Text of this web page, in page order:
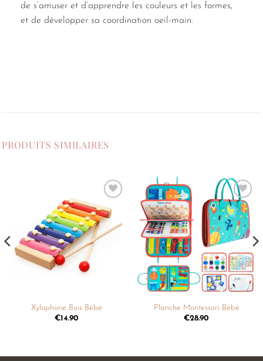
de s’amuser et d’apprendre les couleurs et les formes,
et de développer sa coordination oeil-main.
PRODUITS SIMILAIRES
Ajouter
à la
liste de
souhaits
Xylophone Bois Bébé
€14.90
Ajouter
à la
liste de
souhaits
Planche Montessori Bébé
€28.90